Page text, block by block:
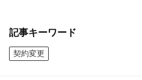
記事キーワード
契約変更